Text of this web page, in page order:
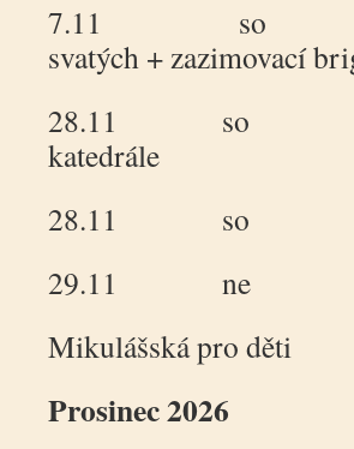
7.11 so pouť v
svatých + zazimovací
28.11 so 16:30
katedrále
28.11 so
29.11 ne 1.
Mikulášská pro děti
Prosinec 2026